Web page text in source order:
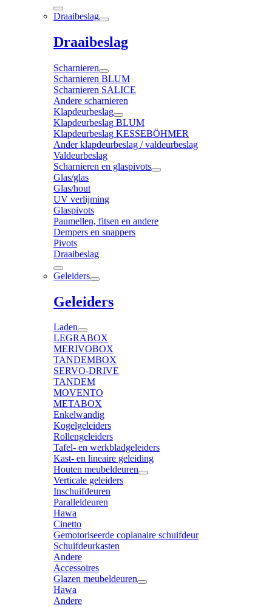
Draaibeslag
Draaibeslag
Scharnieren
Scharnieren BLUM
Scharnieren SALICE
Andere scharnieren
Klapdeurbeslag
Klapdeurbeslag BLUM
Klapdeurbeslag KESSEBÖHMER
Ander klapdeurbeslag / valdeurbeslag
Valdeurbeslag
Scharnieren en glaspivots
Glas/glas
Glas/hout
UV verlijming
Glaspivots
Paumellen, fitsen en andere
Dempers en snappers
Pivots
Draaibeslag
Geleiders
Geleiders
Laden
LEGRABOX
MERIVOBOX
TANDEMBOX
SERVO-DRIVE
TANDEM
MOVENTO
METABOX
Enkelwandig
Kogelgeleiders
Rollengeleiders
Tafel- en werkbladgeleiders
Kast- en lineaire geleiding
Houten meubeldeuren
Verticale geleiders
Inschuifdeuren
Paralleldeuren
Hawa
Cinetto
Gemotoriseerde coplanaire schuifdeur
Schuifdeurkasten
Andere
Accessoires
Glazen meubeldeuren
Hawa
Andere